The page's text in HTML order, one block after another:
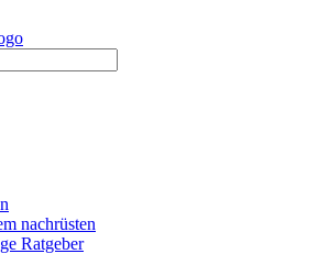
nachrüsten
Ratgeber